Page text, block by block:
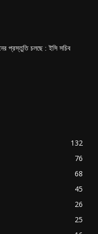
প্রস্তুতি চলছে : ইসি সচিব
132
76
68
45
26
25